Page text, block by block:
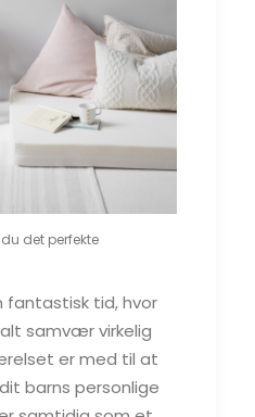
det perfekte
fantastisk tid, hvor
samvær virkelig
er med til at
barns personlige